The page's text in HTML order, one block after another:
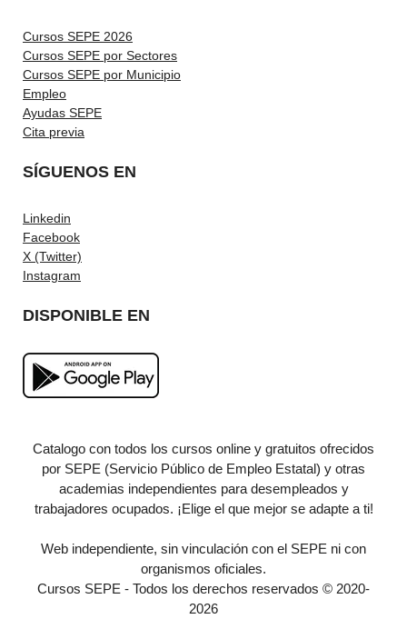
Cursos SEPE 2026
Cursos SEPE por Sectores
Cursos SEPE por Municipio
Empleo
Ayudas SEPE
Cita previa
SÍGUENOS EN
Linkedin
Facebook
X (Twitter)
Instagram
DISPONIBLE EN
Catalogo con todos los cursos online y gratuitos ofrecidos
por SEPE (Servicio Público de Empleo Estatal) y otras
academias independientes para desempleados y
trabajadores ocupados. ¡Elige el que mejor se adapte a ti!
Web independiente, sin vinculación con el SEPE ni con
organismos oficiales.
Cursos SEPE - Todos los derechos reservados © 2020-
2026